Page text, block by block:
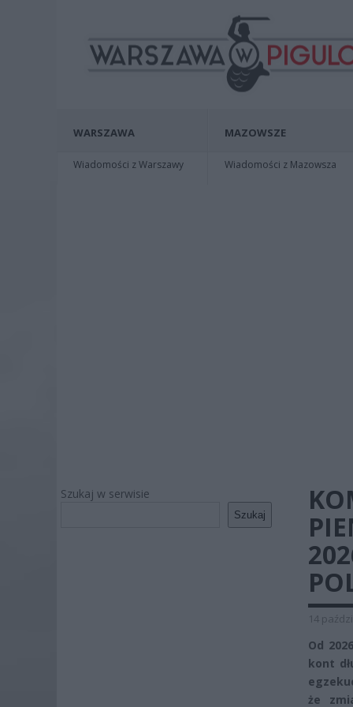
WARSZAWA
Wiadomości z Warszawy
MAZOWSZE
Wiadomości z Mazowsza
Szukaj w serwisie
Szukaj
14
Od
kont
że